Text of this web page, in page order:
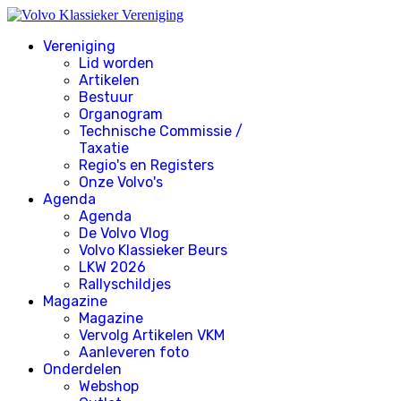
Vereniging
Lid worden
Artikelen
Bestuur
Organogram
Technische Commissie /
Taxatie
Regio's en Registers
Onze Volvo's
Agenda
Agenda
De Volvo Vlog
Volvo Klassieker Beurs
LKW 2026
Rallyschildjes
Magazine
Magazine
Vervolg Artikelen VKM
Aanleveren foto
Onderdelen
Webshop